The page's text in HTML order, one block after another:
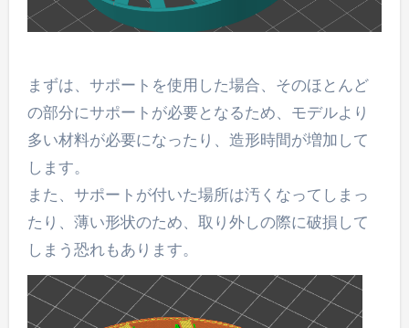
まずは、サポートを使用した場合、そのほとんど
の部分にサポートが必要となるため、モデルより
多い材料が必要になったり、造形時間が増加して
します。
また、サポートが付いた場所は汚くなってしまっ
たり、薄い形状のため、取り外しの際に破損して
しまう恐れもあります。